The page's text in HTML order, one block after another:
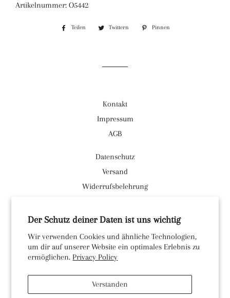
Der Schutz deiner Daten ist uns wichtig
Wir verwenden Cookies und ähnliche Technologien,
um dir auf unserer Website ein optimales Erlebnis zu
ermöglichen.Privacy Policy
Verstanden
Artikelnummer: O5442
Teilen
Auf
Twittern
Auf
Pinnen
Kontakt
Impressum
AGB
Datenschutz
Versand
Widerrufsbelehrung
Instagram
Währung
EUR €
© 2026,Strandgut-Duhnen
Powered by Shopify